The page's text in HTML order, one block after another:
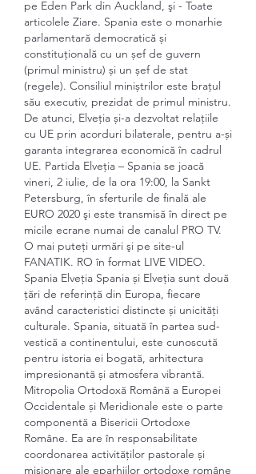
pe Eden Park din Auckland, şi - Toate
articolele Ziare. Spania este o monarhie
parlamentară democratică și
constituțională cu un șef de guvern
(primul ministru) și un șef de stat
(regele). Consiliul miniștrilor este brațul
său executiv, prezidat de primul ministru.
De atunci, Elveția și-a dezvoltat relațiile
cu UE prin acorduri bilaterale, pentru a-și
garanta integrarea economică în cadrul
UE. Partida Elveţia – Spania se joacă
vineri, 2 iulie, de la ora 19:00, la Sankt
Petersburg, în sferturile de finală ale
EURO 2020 şi este transmisă în direct pe
micile ecrane numai de canalul PRO TV.
O mai puteţi urmări şi pe site-ul
FANATIK. RO în format LIVE VIDEO.
Spania Elveția Spania și Elveția sunt două
țări de referință din Europa, fiecare
având caracteristici distincte și unicități
culturale. Spania, situată în partea sud-
vestică a continentului, este cunoscută
pentru istoria ei bogată, arhitectura
impresionantă și atmosfera vibrantă.
Mitropolia Ortodoxă Română a Europei
Occidentale și Meridionale este o parte
componentă a Bisericii Ortodoxe
Române. Ea are în responsabilitate
coordonarea activităților pastorale și
misionare ale eparhiilor ortodoxe române